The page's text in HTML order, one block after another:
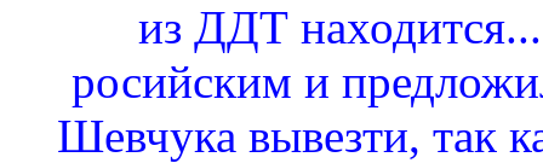
из ДДТ
росийским и
Шевчука вывезти, так